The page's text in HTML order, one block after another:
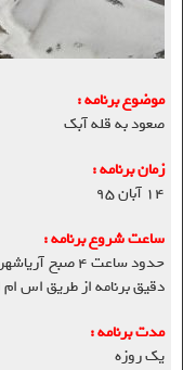
موضوع برنامه :
صعود به قله آبک
زمان برنامه :
۱۴ آبان ۹۵
ساعت شروع برنامه :
دقیق برنامه از طریق اس
مدت برنامه :
یک روزه